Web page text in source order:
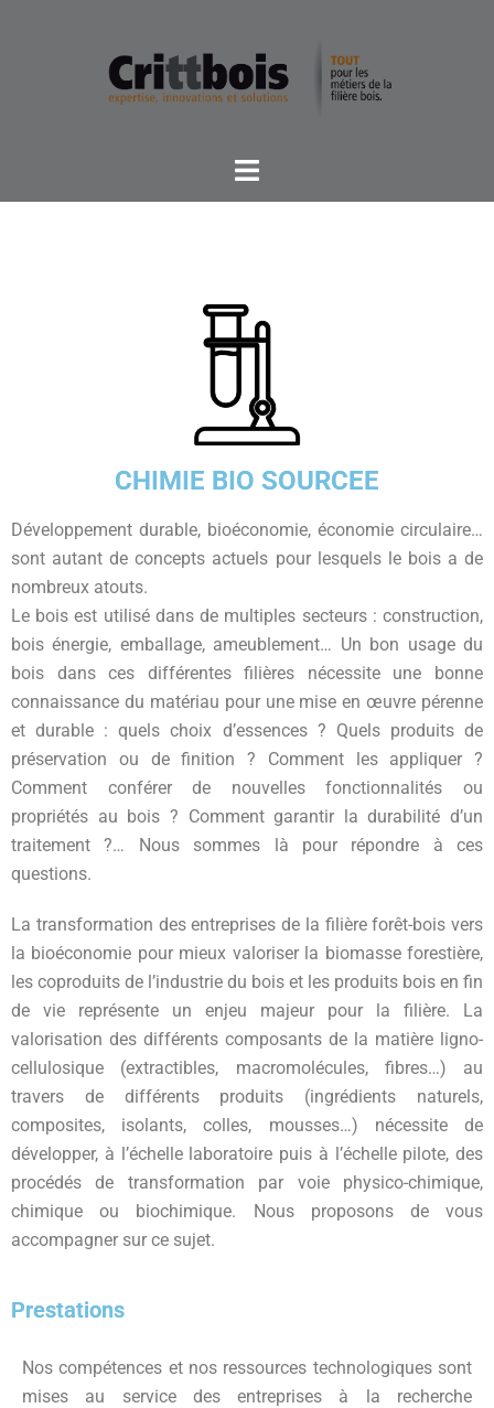
CHIMIE BIO SOURCEE
Développement durable, bioéconomie, économie circulaire…
sont autant de concepts actuels pour lesquels le bois a de
nombreux atouts.
Le bois est utilisé dans de multiples secteurs : construction,
bois énergie, emballage, ameublement… Un bon usage du
bois dans ces différentes filières nécessite une bonne
connaissance du matériau pour une mise en œuvre pérenne
et durable : quels choix d’essences ? Quels produits de
préservation ou de finition ? Comment les appliquer ?
Comment conférer de nouvelles fonctionnalités ou
propriétés au bois ? Comment garantir la durabilité d’un
traitement ?… Nous sommes là pour répondre à ces
questions.
La transformation des entreprises de la filière forêt-bois vers
la bioéconomie pour mieux valoriser la biomasse forestière,
les coproduits de l’industrie du bois et les produits bois en fin
de vie représente un enjeu majeur pour la filière. La
valorisation des différents composants de la matière ligno-
cellulosique (extractibles, macromolécules, fibres…) au
travers de différents produits (ingrédients naturels,
composites, isolants, colles, mousses…) nécessite de
développer, à l’échelle laboratoire puis à l’échelle pilote, des
procédés de transformation par voie physico-chimique,
chimique ou biochimique. Nous proposons de vous
accompagner sur ce sujet.
Prestations
Nos compétences et nos ressources technologiques sont
mises au service des entreprises à la recherche